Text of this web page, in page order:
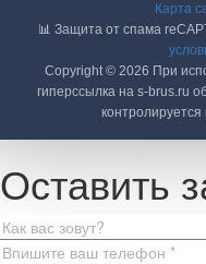
Карта
📊 Защита от спама
Copyright © 2026 При
гиперссылка на s-brus.ru
Оставить